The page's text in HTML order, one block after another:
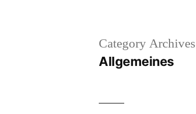
Category
Allgemeines